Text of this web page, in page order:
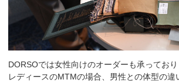
DORSOでは女性向けのオーダーも承っており
レディースのMTMの場合、男性との体型の違